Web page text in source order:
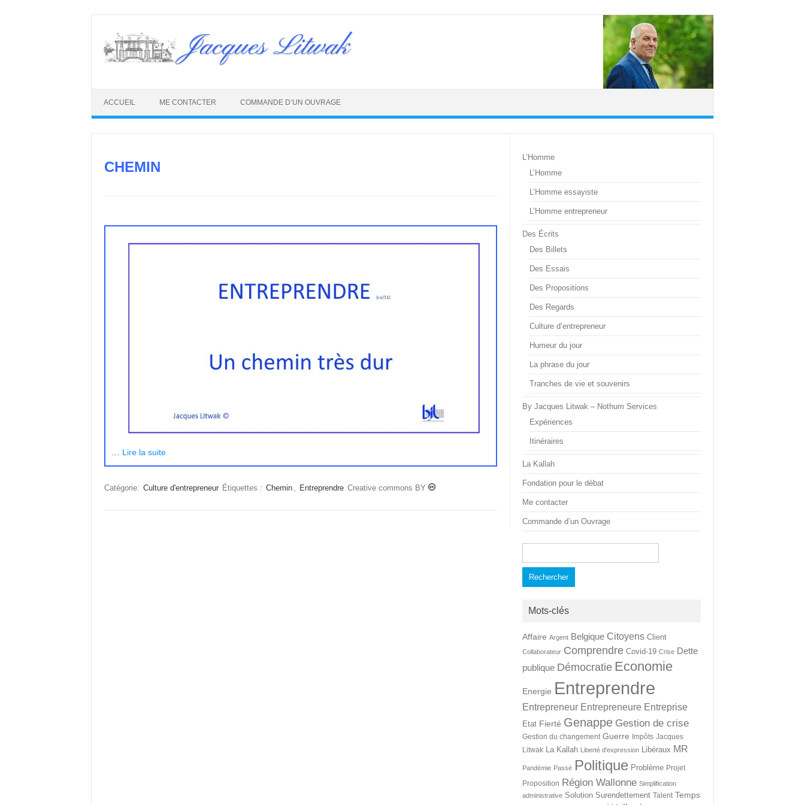
content
Jacques Litwak
ACCUEIL ME CONTACTER COMMANDE D’UN OUVRAGE
CHEMIN
Lire la suite
Catégorie: Culture d'entrepreneur Étiquettes : Chemin Entreprendre Creative commons BY
L’Homme
L’Homme
L’Homme essayiste
L’Homme entrepreneur
Des Écrits
Des Billets
Des Essais
Des Propositions
Des Regards
Culture d’entrepreneur
Humeur du jour
La phrase du jour
Tranches de vie et souvenirs
By Jacques Litwak – Nothum Services
Expériences
Itinéraires
La Kallah
Fondation pour le débat
Me contacter
Commande d’un Ouvrage
Mots-clés
Affaire Argent Belgique Citoyens Client
Collaborateur Comprendre Covid-19 Crise Dette
publique Démocratie Economie
Energie Entreprendre
Entrepreneur Entrepreneure Entreprise
Etat Fierté Genappe Gestion de crise
Gestion du changement Guerre Impôts Jacques
Litwak La Kallah Liberté d'expression Libéraux MR
Pandémie Passé Politique Problème Projet
Proposition Région Wallonne Simplification
administrative Solution Surendettement Talent Temps